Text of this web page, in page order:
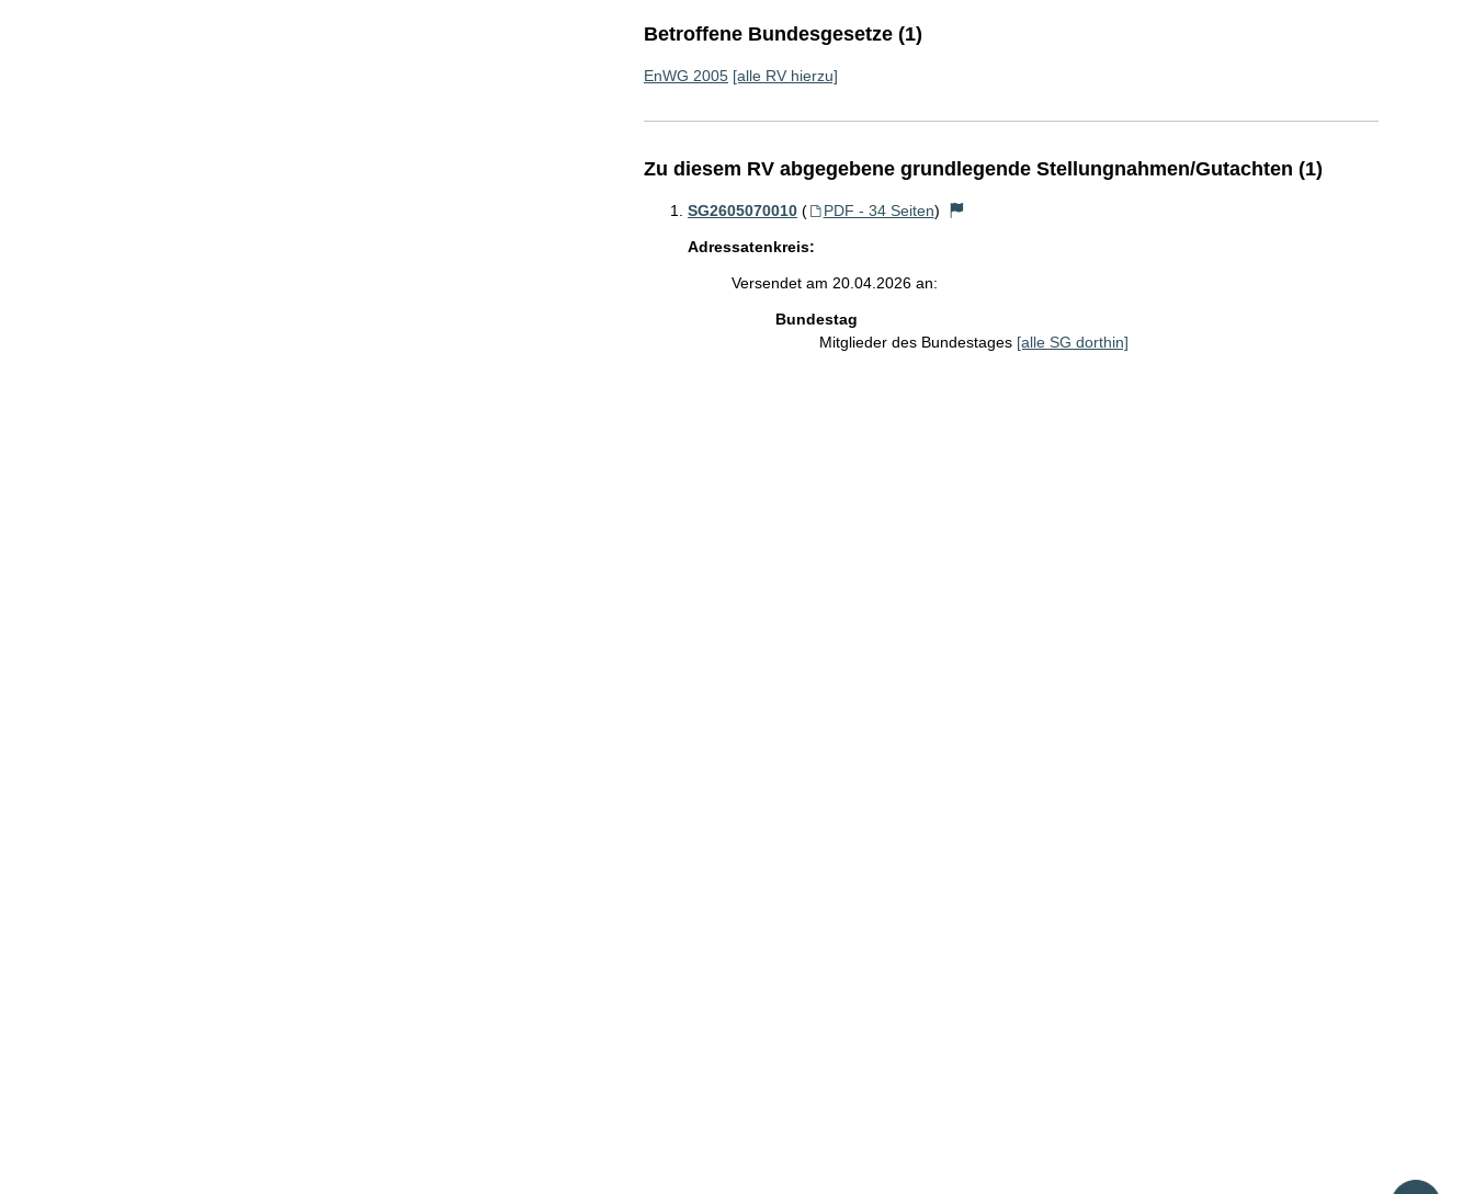
Betroffene Bundesgesetze (1)
EnWG 2005 [alle RV hierzu]
Zu diesem RV abgegebene grundlegende Stellungnahmen/Gutachten (1)
SG2605070010 ( PDF - 34 Seiten)
Adressatenkreis:
Versendet am 20.04.2026 an:
Bundestag
Mitglieder des Bundestages [alle SG dorthin]